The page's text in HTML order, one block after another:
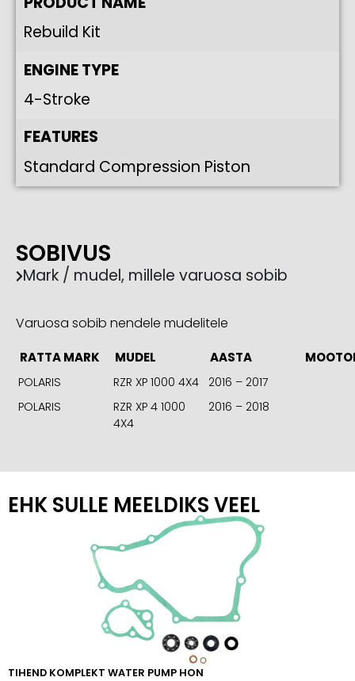
Rebuild Kit
ENGINE TYPE
4-Stroke
FEATURES
Standard Compression Piston
SOBIVUS
Mark / mudel, millele varuosa sobib
Varuosa sobib nendele mudelitele
RATTA MARK MUDEL AASTA
POLARIS RZR XP 1000 4X4
2016 – 2017
POLARIS
RZR XP 4 1000
4X4
2016 – 2018
EHK SULLE MEELDIKS VEEL
TIHEND KOMPLEKT WATER PUMP HON